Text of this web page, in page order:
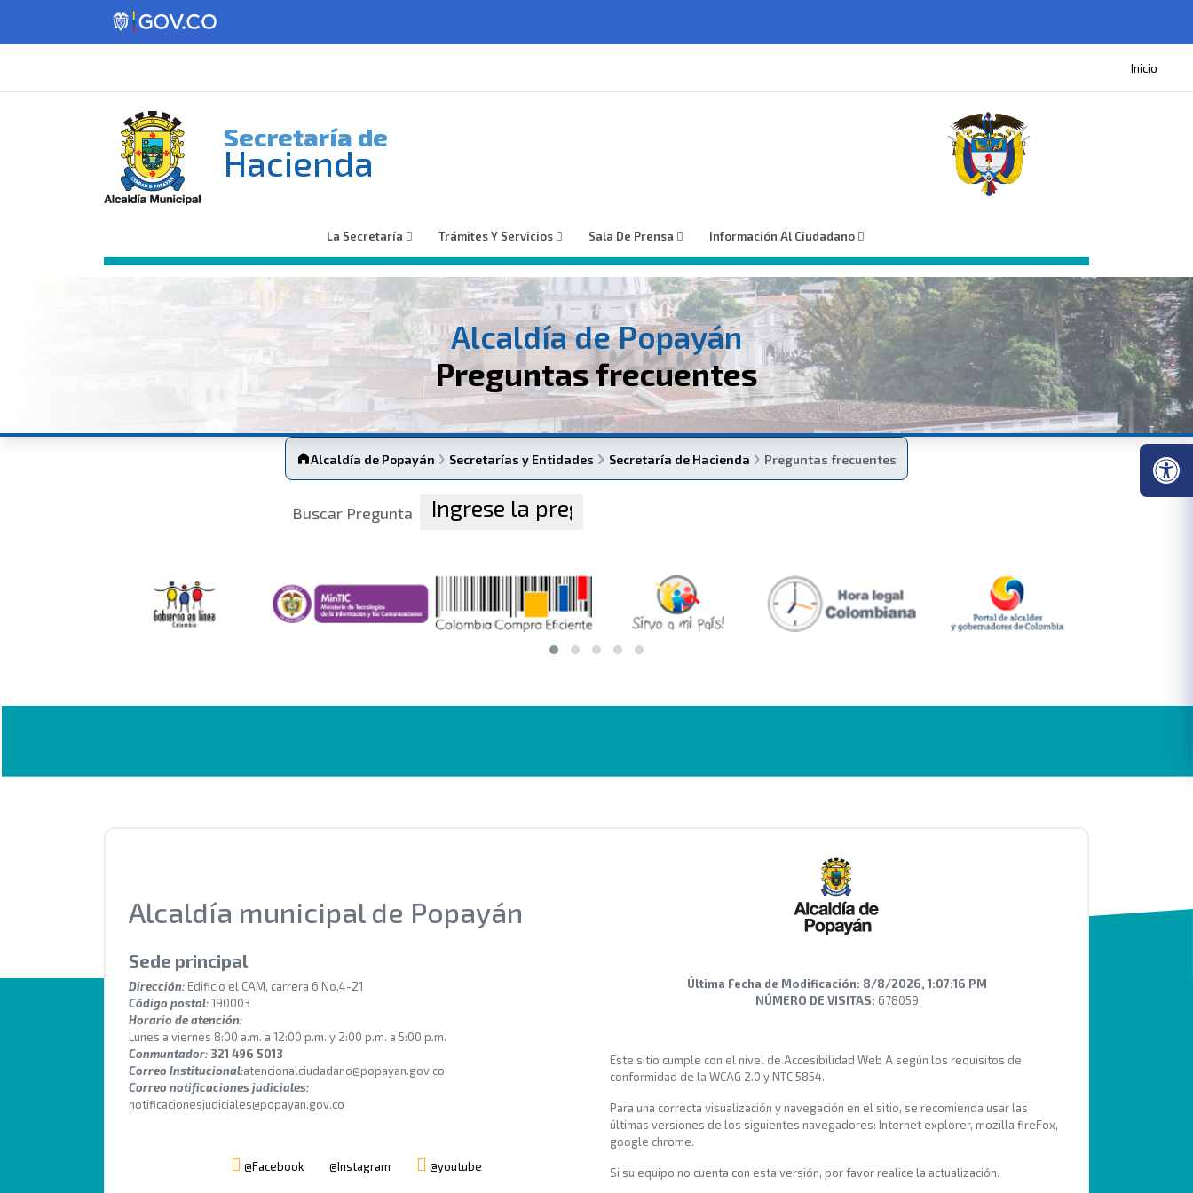
Inicio
Secretaría de
Hacienda
La Secretaría Trámites Y Servicios Sala De Prensa Información Al Ciudadano
Alcaldía de Popayán
Preguntas frecuentes
Alcaldía de Popayán Secretarías y Entidades Secretaría de Hacienda Preguntas frecuentes
Buscar Pregunta
Alcaldía municipal de Popayán
Sede principal
Dirección: Edificio el CAM, carrera 6 No.4-21
Código postal:190003
Horario de atención:
Lunes a viernes 8:00 a.m. a 12:00 p.m. y 2:00 p.m. a 5:00 p.m.
Conmuntador: 321 496 5013
Correo Institucional:atencionalciudadano@popayan.gov.co
Correo notificaciones judiciales:
notificacionesjudiciales@popayan.gov.co
@Facebook @Instagram @youtube
Última Fecha de Modificación: 8/8/2026, 1:07:16 PM
NÚMERO DE VISITAS: 678059
Este sitio cumple con el nivel de Accesibilidad Web A según los requisitos de
conformidad de la WCAG 2.0 y NTC 5854.
Para una correcta visualización y navegación en el sitio, se recomienda usar las
últimas versiones de los siguientes navegadores: Internet explorer, mozilla fireFox,
google chrome.
Si su equipo no cuenta con esta versión, por favor realice la actualización.